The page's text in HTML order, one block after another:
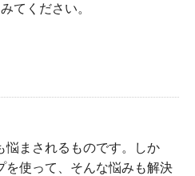
てください。
悩まされるものです。しか
を使って、そんな悩みも解決